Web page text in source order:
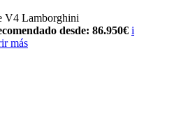
V4 Lamborghini
desde: 86.950€ i
más